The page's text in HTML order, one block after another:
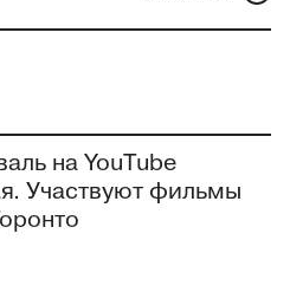
на YouTube
Участвуют фильмы